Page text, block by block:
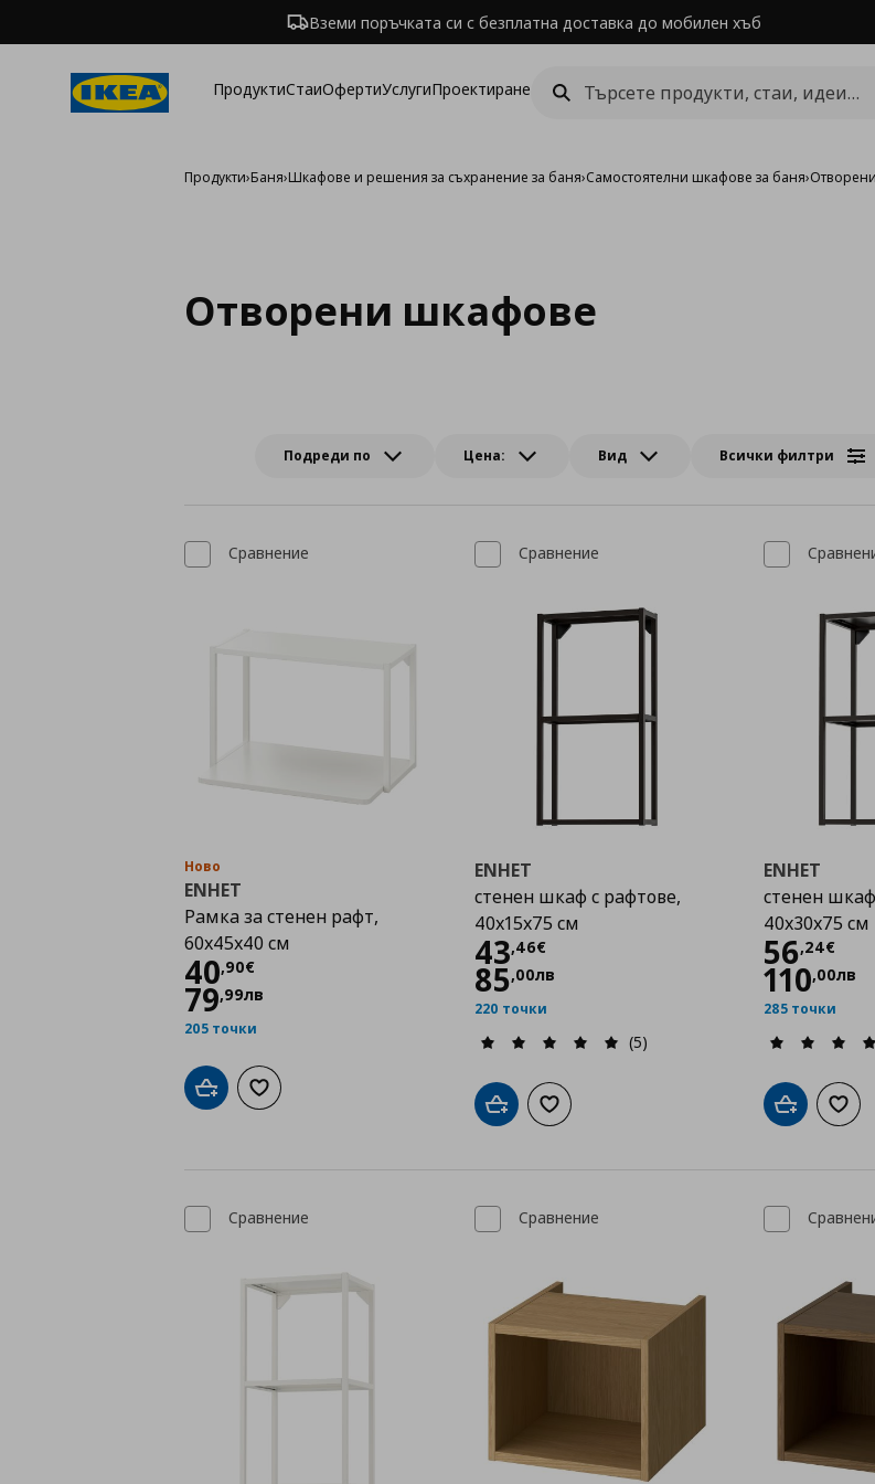
Вземи поръчката си с безплатна доставка до мобилен хъб
ПродуктиСтаиОфертиУслугиПроектиране
Продукти›Баня›Шкафове и решения за съхранение за баня›Самостоятелни шкафове за баня›
Отворени шкафове
Подреди по Цена: Вид Всички филтри
Сравнение
Ново
ENHET
Рамка за стенен рафт,
60x45x40 см
40,90€
Цена
79,99лв
205 точки
Добави в кошницата
Добави към списъка с любими
Сравнение
ENHET
стенен шкаф с рафтове,
40x15x75 см
43,46€
Цена
85,00лв
220 точки
(5)
Добави в кошницата
Добави към списъка с любими
ENHET
стенен
40x30x75 см
56,24€
Цена
110,00лв
285 точки
Добави в
Сравнение Сравнение